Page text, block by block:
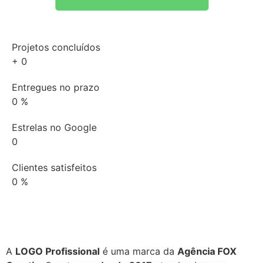
Projetos concluídos
+ 0
Entregues no prazo
0 %
Estrelas no Google
0
Clientes satisfeitos
0 %
A LOGO Profissional é uma marca da Agência FOX